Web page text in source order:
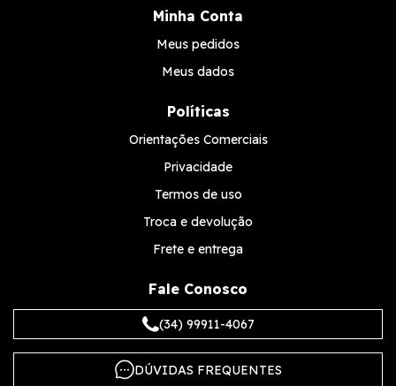
Minha Conta
Meus pedidos
Meus dados
Políticas
Orientações Comerciais
Privacidade
Termos de uso
Troca e devolução
Frete e entrega
Fale Conosco
(34) 99911-4067
DÚVIDAS FREQUENTES